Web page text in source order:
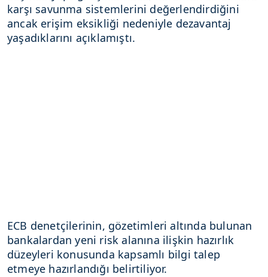
karşı savunma sistemlerini değerlendirdiğini
ancak erişim eksikliği nedeniyle dezavantaj
yaşadıklarını açıklamıştı.
ECB denetçilerinin, gözetimleri altında bulunan
bankalardan yeni risk alanına ilişkin hazırlık
düzeyleri konusunda kapsamlı bilgi talep
etmeye hazırlandığı belirtiliyor.